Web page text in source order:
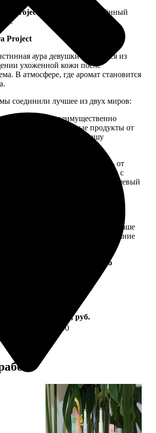
Project
— проект, посвящённый
Project
аура девушки рождается из
ухоженной кожи после
В атмосфере, где аромат становится
соединили лучшее из двух миров:
качественная, преимущественно
Проверенные продукты от
которые войдут в вашу
дома, создающие настроение — от
до арома-капсул для стирки с
молекулой. Тонкий нишевый
продуктов, которые создадут ваше
и подчеркнут природное сияние
— создай свою
цены
Цена, руб.
Mail "Весна"
2590